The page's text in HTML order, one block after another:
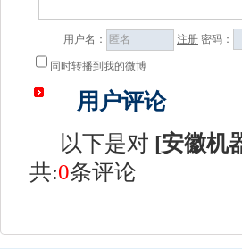
用户名： 注册 密码：
同时转播到我的微博
用户评论
以下是对 [安徽机
共:0条评论